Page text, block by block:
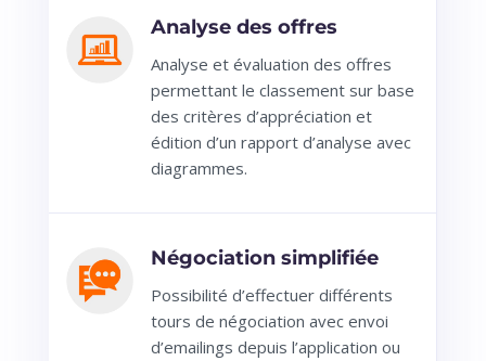
Analyse des offres
Analyse et évaluation des offres
permettant le classement sur base
des critères d’appréciation et
édition d’un rapport d’analyse avec
diagrammes.
Négociation simplifiée
Possibilité d’effectuer différents
tours de négociation avec envoi
d’emailings depuis l’application ou